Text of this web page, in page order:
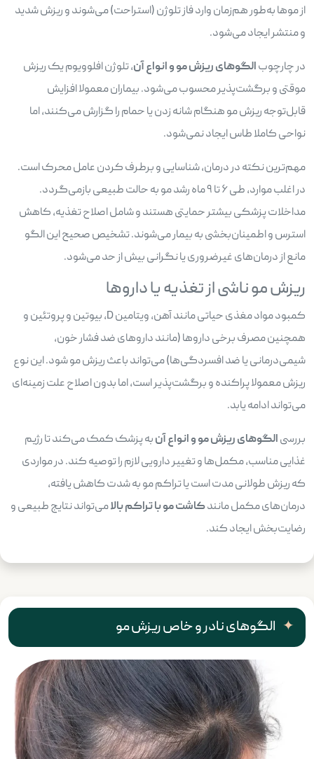
از موها به‌طور هم‌زمان وارد فاز تلوژن (استراحت) می‌شوند و ریزش شدید
و منتشر ایجاد می‌شود.
در چارچوبالگوهای ریزش مو و انواع آن، تلوژن افلوویوم یک ریزش
موقتی و برگشت‌پذیر محسوب می‌شود. بیماران معمولا افزایش
قابل‌توجه ریزش مو هنگام شانه زدن یا حمام را گزارش می‌کنند، اما
نواحی کاملا طاس ایجاد نمی‌شود.
مهم‌ترین نکته در درمان، شناسایی و برطرف کردن عامل محرک است.
در اغلب موارد، طی ۶ تا ۹ ماه رشد مو به حالت طبیعی بازمی‌گردد.
مداخلات پزشکی بیشتر حمایتی هستند و شامل اصلاح تغذیه، کاهش
استرس و اطمینان‌بخشی به بیمار می‌شوند. تشخیص صحیح این الگو
مانع از درمان‌های غیرضروری یا نگرانی بیش از حد می‌شود.
ریزش مو ناشی از تغذیه یا داروها
کمبود مواد مغذی حیاتی مانند آهن، ویتامین D، بیوتین و پروتئین و
همچنین مصرف برخی داروها (مانند داروهای ضد فشار خون،
شیمی‌درمانی یا ضد افسردگی‌ها) می‌تواند باعث ریزش مو شود. این نوع
ریزش معمولا پراکنده و برگشت‌پذیر است، اما بدون اصلاح علت زمینه‌ای
می‌تواند ادامه یابد.
بررسیالگوهای ریزش مو و انواع آنبه پزشک کمک می‌کند تا رژیم
غذایی مناسب، مکمل‌ها و تغییر دارویی لازم را توصیه کند. در مواردی
که ریزش طولانی مدت است یا تراکم مو به شدت کاهش یافته،
درمان‌های مکمل مانندکاشت مو با تراکم بالامی‌تواند نتایج طبیعی و
رضایت‌بخش ایجاد کند.
الگوهای نادر و خاص ریزش مو